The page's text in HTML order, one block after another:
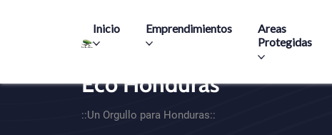
Inicio Emprendimientos
Areas
Protegidas
CTA - Footer
Eco Honduras
::Un Orgullo para Honduras::